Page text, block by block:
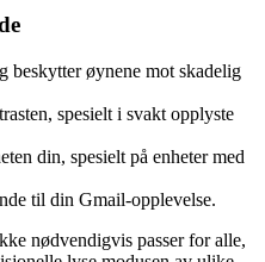
beskytter øynene mot skadelig
spesielt i svakt opplyste
din, spesielt på enheter med
til din Gmail-opplevelse.
nødvendigvis passer for alle,